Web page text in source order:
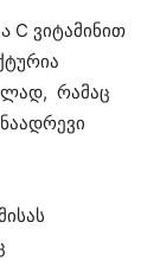
ვიტამინით
რამაც